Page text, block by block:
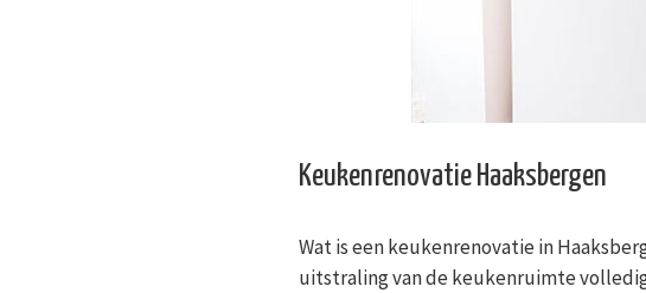
Keukenrenovatie Haaksbergen
Wat is een keukenrenovatie in
uitstraling van de keukenruimte